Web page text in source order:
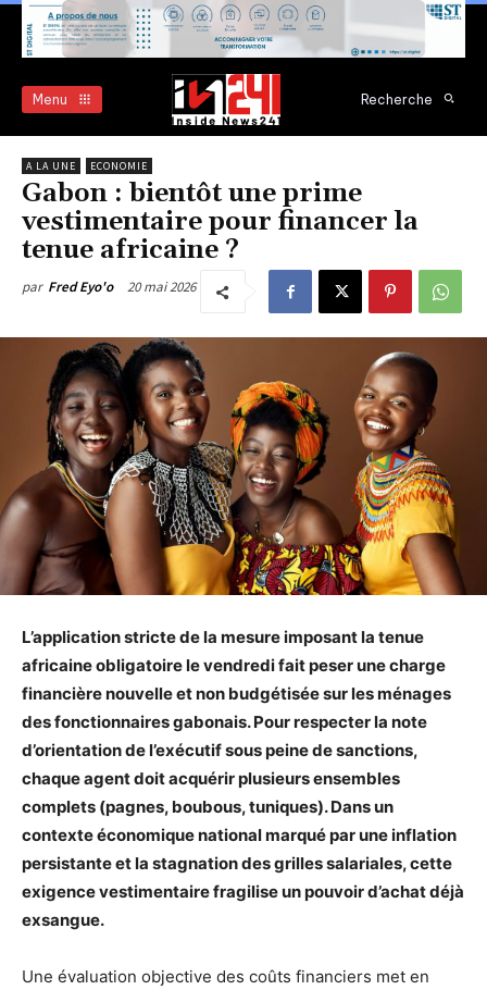
Menu Recherche
A LA UNE ECONOMIE
Gabon : bientôt une prime
vestimentaire pour financer la
tenue africaine ?
par Fred Eyo'o 20 mai 2026
L’application stricte de la mesure imposant la tenue
africaine obligatoire le vendredi fait peser une charge
financière nouvelle et non budgétisée sur les ménages
des fonctionnaires gabonais. Pour respecter la note
d’orientation de l’exécutif sous peine de sanctions,
chaque agent doit acquérir plusieurs ensembles
complets (pagnes, boubous, tuniques). Dans un
contexte économique national marqué par une inflation
persistante et la stagnation des grilles salariales, cette
exigence vestimentaire fragilise un pouvoir d’achat déjà
exsangue.
Une évaluation objective des coûts financiers met en